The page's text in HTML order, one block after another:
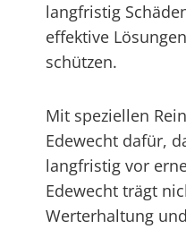
langfristig
effektive
schützen.
Mit speziellen
Edewecht dafür,
langfristig vor
Edewecht trägt
Werterhaltung